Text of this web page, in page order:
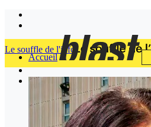
Accueil
Le souffle de l'info